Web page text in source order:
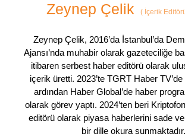
Zeynep Çelik (İçerik
Zeynep Çelik, 2016’da İstanbul’da
Ajansı’nda muhabir olarak gazeteciliğe
itibaren serbest haber editörü olarak
içerik üretti. 2023’te TGRT Haber TV’de
ardından Haber Global’de haber
olarak görev yaptı. 2024’ten beri
editörü olarak piyasa haberlerini sade
bir dille okura sunmaktadır.